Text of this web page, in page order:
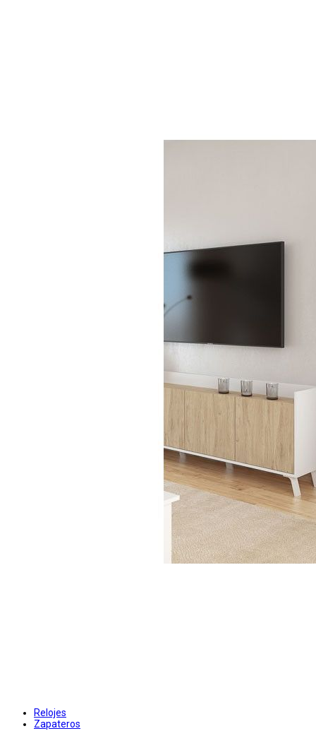
Relojes
Zapateros